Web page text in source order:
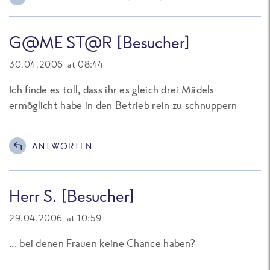
G@ME ST@R [Besucher]
30.04.2006 at 08:44
Ich finde es toll, dass ihr es gleich drei Mädels
ermöglicht habe in den Betrieb rein zu schnuppern
ANTWORTEN
Herr S. [Besucher]
29.04.2006 at 10:59
... bei denen Frauen keine Chance haben?